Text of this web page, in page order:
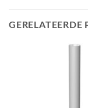
GERELATEERDE